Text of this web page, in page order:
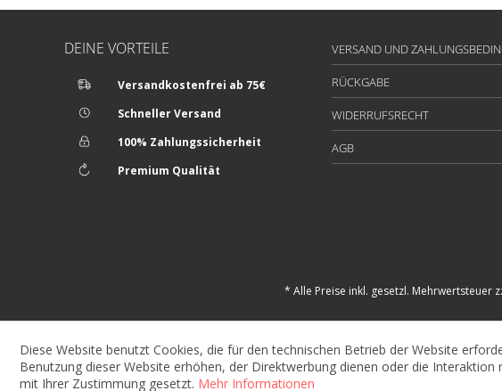
DEINE VORTEILE
Versandkostenfrei ab 75€
Schneller Versand
100% Zahlungssicherheit
Premium Qualität
VERSAND UND
RÜCKGABE
WIDERRUFSRECHT
AGB
* Alle Preise inkl. gesetzl. Mehrwertsteuer
Diese Website benutzt Cookies, die für den technischen Betrieb der Website
Benutzung dieser Website erhöhen, der Direktwerbung dienen oder die
mit Ihrer Zustimmung gesetzt. Mehr Informationen